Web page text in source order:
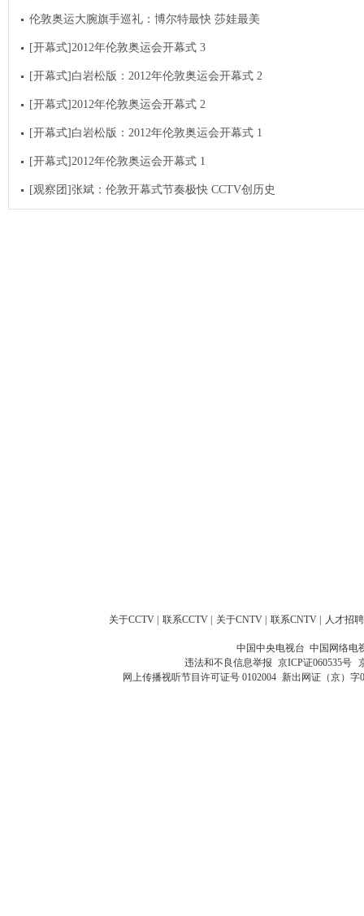
伦敦奥运大腕旗手巡礼：博尔特最快 莎娃最美
[开幕式]2012年伦敦奥运会开幕式 3
[开幕式]白岩松版：2012年伦敦奥运会开幕式 2
[开幕式]2012年伦敦奥运会开幕式 2
[开幕式]白岩松版：2012年伦敦奥运会开幕式 1
[开幕式]2012年伦敦奥运会开幕式 1
[观察团]张斌：伦敦开幕式节奏极快 CCTV创历史
关于CCTV 联系CCTV 关于CNTV 联系CNTV 人才招聘
中国中央电视台 中国网络电
违法和不良信息举报 京ICP证060535号
网上传播视听节目许可证号 0102004 新出网证（京）